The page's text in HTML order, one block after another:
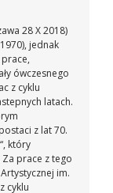
28 X 2018)
jednak
ówczesnego
z cyklu
latach.
z lat 70.
który
Za prace z tego
im.
cyklu